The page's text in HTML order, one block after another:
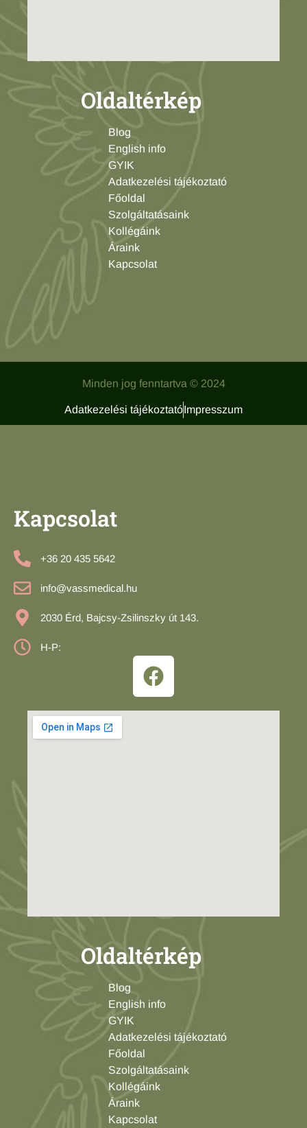
Oldaltérkép
Blog
English info
GYIK
Adatkezelési tájékoztató
Főoldal
Szolgáltatásaink
Kollégáink
Áraink
Kapcsolat
Minden jog fenntartva © 2024
Adatkezelési tájékoztatóImpresszum
Kapcsolat
+36 20 435 5642
info@vassmedical.hu
2030 Érd, Bajcsy-Zsilinszky út 143.
H-P:
Oldaltérkép
Blog
English info
GYIK
Adatkezelési tájékoztató
Főoldal
Szolgáltatásaink
Kollégáink
Áraink
Kapcsolat